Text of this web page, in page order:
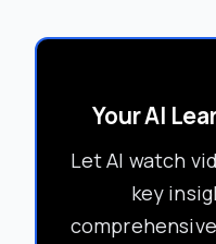
Your AI
Let AI watch
key